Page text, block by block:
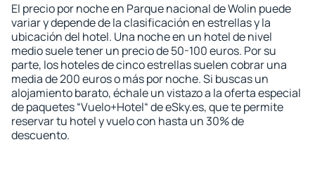
El precio por noche en Parque nacional de Wolin puede
variar y depende de la clasificación en estrellas y la
ubicación del hotel. Una noche en un hotel de nivel
medio suele tener un precio de 50-100 euros. Por su
parte, los hoteles de cinco estrellas suelen cobrar una
media de 200 euros o más por noche. Si buscas un
alojamiento barato, échale un vistazo a la oferta especial
de paquetes “Vuelo+Hotel“ de eSky.es, que te permite
reservar tu hotel y vuelo con hasta un 30% de
descuento.